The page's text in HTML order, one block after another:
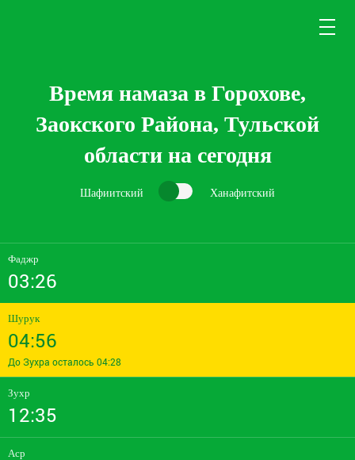
Время намаза в Горохове,
Заокского Района, Тульской
области на сегодня
Шафиитский Ханафитский
Фаджр
03:26
Шурук
04:56
До Зухра осталось 04:28
Зухр
12:35
Аср